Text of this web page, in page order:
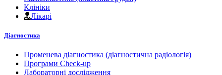
Клініки
Лікарі
Діагностика
Променева діагностика (діагностична радіологія)
Програми Check-up
Лабораторні дослідження